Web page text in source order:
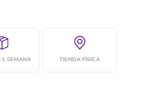
SEMANA TIENDA FÍSICA